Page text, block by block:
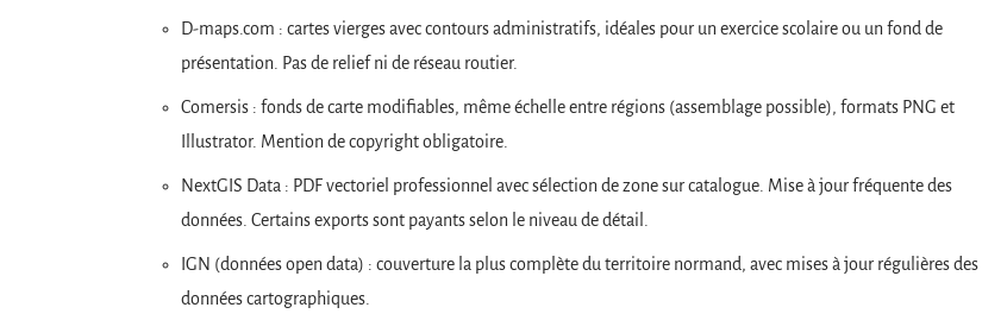
D-maps.com : cartes vierges avec contours administratifs, idéales pour un exercice scolaire ou un fond de
présentation. Pas de relief ni de réseau routier.
Comersis : fonds de carte modifiables, même échelle entre régions (assemblage possible), formats PNG et
Illustrator. Mention de copyright obligatoire.
NextGIS Data : PDF vectoriel professionnel avec sélection de zone sur catalogue. Mise à jour fréquente des
données. Certains exports sont payants selon le niveau de détail.
IGN (données open data) : couverture la plus complète du territoire normand, avec mises à jour régulières des
données cartographiques.